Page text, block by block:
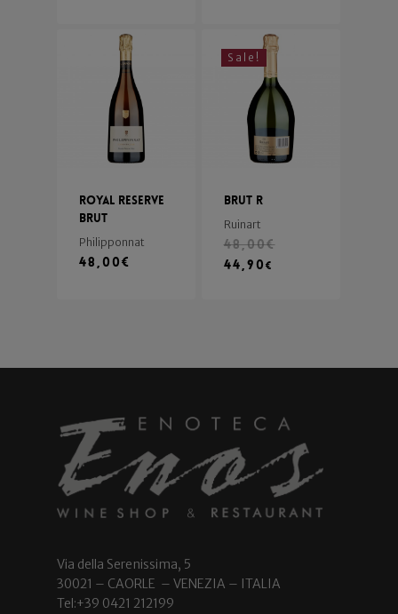
Royal Reserve
Brut
Philipponnat
48,00€
Sale!
Brut R
Ruinart
48,00€
44,90€
Via della Serenissima, 5
30021 – CAORLE – VENEZIA – ITALIA
Tel:+39 0421 212199